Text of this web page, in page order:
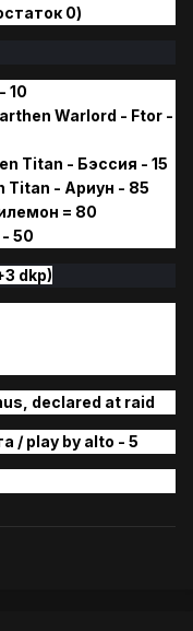
0)
10
Warlord - Ftor -
Titan - Бэссия - 15
Titan - Ариун - 85
= 80
50
dkp)
declared at raid
/ play by alto - 5